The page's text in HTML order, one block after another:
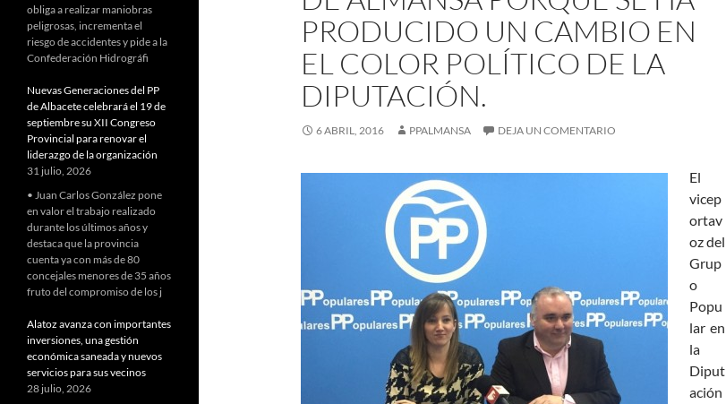
PRODUCIDO UN CAMBIO EN
EL COLOR POLÍTICO DE LA
DIPUTACIÓN.
6 ABRIL, 2016 PPALMANSA DEJA UN COMENTARIO
El
vicep
ortav
oz del
Grup
o
Popu
lar en
la
Diput
ación
obliga a realizar maniobras
peligrosas, incrementa el
riesgo de accidentes y pide a la
Confederación Hidrográfi
Nuevas Generaciones del PP
de Albacete celebrará el 19 de
septiembre su XII Congreso
Provincial para renovar el
liderazgo de la organización
31 julio, 2026
• Juan Carlos González pone
en valor el trabajo realizado
durante los últimos años y
destaca que la provincia
cuenta ya con más de 80
concejales menores de 35 años
fruto del compromiso de los j
Alatoz avanza con importantes
inversiones, una gestión
económica saneada y nuevos
servicios para sus vecinos
28 julio, 2026